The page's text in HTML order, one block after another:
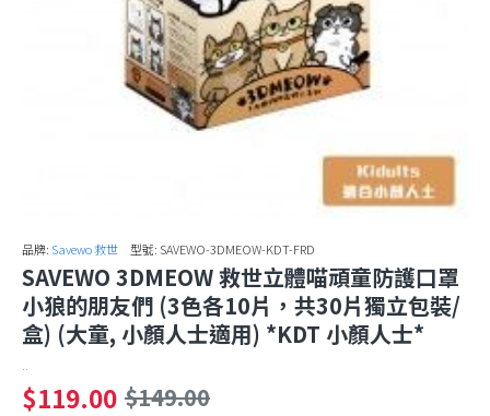
品牌: Savewo 救世 型號: SAVEWO-3DMEOW-KDT-FRD
SAVEWO 3DMEOW 救世立體喵頑童防護口罩
小狼的朋友們 (3色各10片，共30片獨立包裝/
盒) (大童, 小顏人士適用) *KDT 小顏人士*
..
$119.00 $149.00